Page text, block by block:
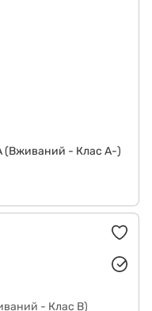
(Вживаний - Клас A-)